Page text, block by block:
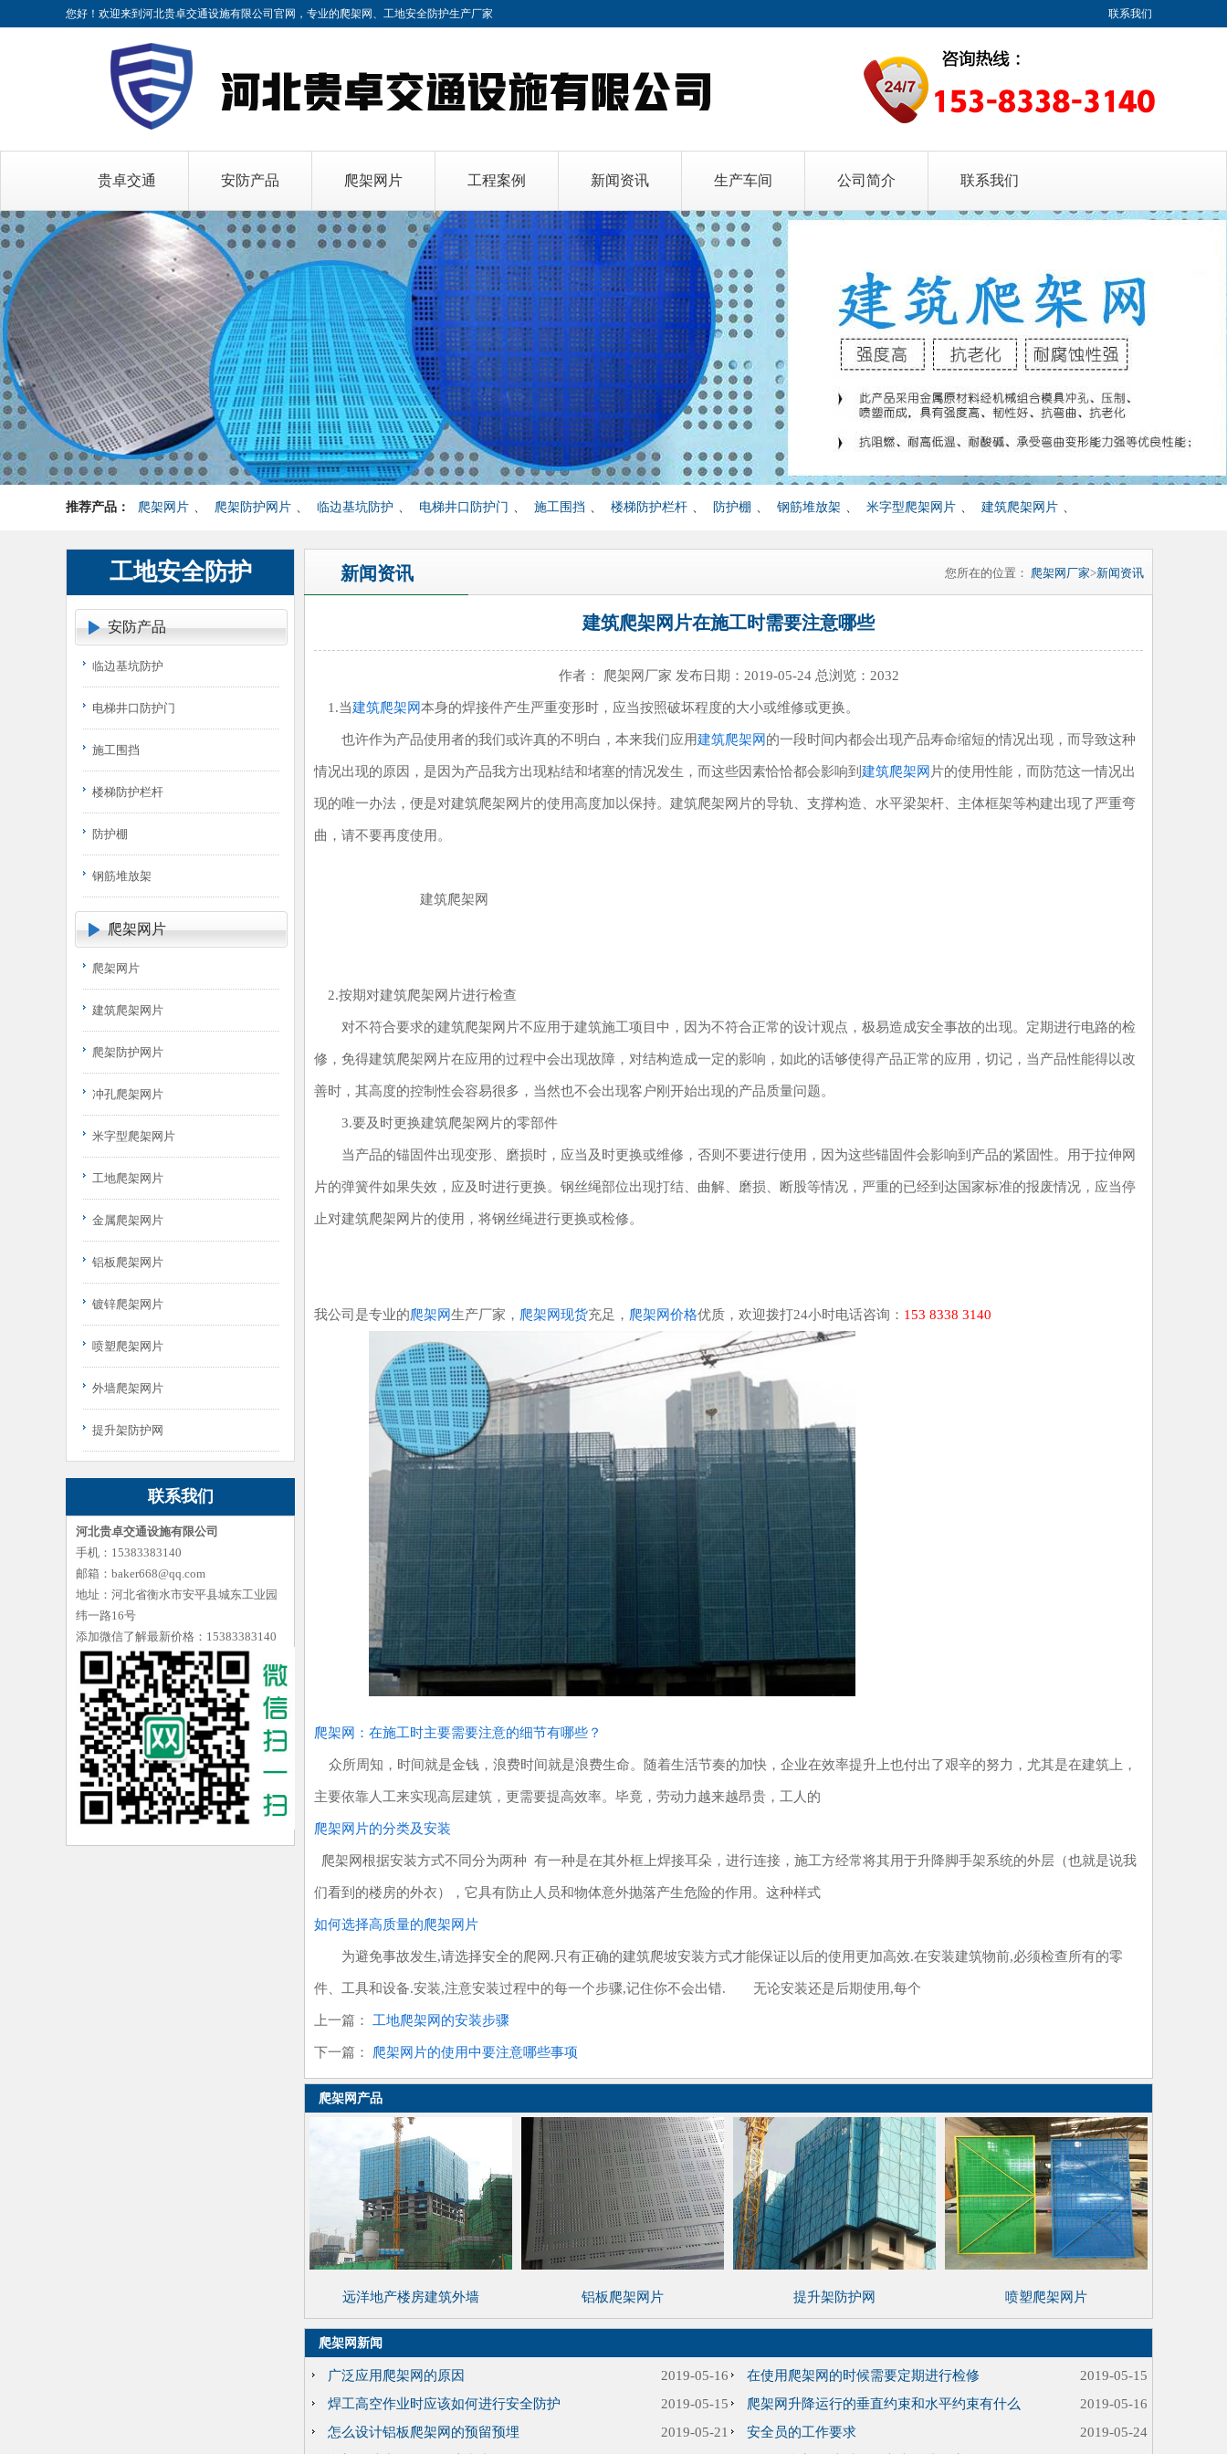
联系我们
您好！欢迎来到河北贵卓交通设施有限公司官网，专业的爬架网、工地安全防护生产厂家
贵卓交通 安防产品 爬架网片 工程案例 新闻资讯 生产车间 公司简介 联系我们
推荐产品： 爬架网片 、 爬架防护网片 、 临边基坑防护 、 电梯井口防护门 、 施工围挡 、 楼梯防护栏杆 、 防护棚 、 钢筋堆放架 、 米字型爬架网片 、 建筑爬架网片 、
工地安全防护
安防产品
临边基坑防护
电梯井口防护门
施工围挡
楼梯防护栏杆
防护棚
钢筋堆放架
爬架网片
爬架网片
建筑爬架网片
爬架防护网片
冲孔爬架网片
米字型爬架网片
工地爬架网片
金属爬架网片
铝板爬架网片
镀锌爬架网片
喷塑爬架网片
外墙爬架网片
提升架防护网
联系我们
河北贵卓交通设施有限公司
手机：15383383140
邮箱：baker668@qq.com
地址：河北省衡水市安平县城东工业园
纬一路16号
添加微信了解最新价格：15383383140
新闻资讯 您所在的位置： 爬架网厂家>新闻资讯
建筑爬架网片在施工时需要注意哪些
作者： 爬架网厂家 发布日期：2019-05-24 总浏览： 2032
1.当建筑爬架网本身的焊接件产生严重变形时，应当按照破坏程度的大小或维修或更换。
也许作为产品使用者的我们或许真的不明白，本来我们应用建筑爬架网 的一段时间内都会出现产品寿命缩短的情况出现，而导致这种
情况出现的原因，是因为产品我方出现粘结和堵塞的情况发生，而这些因素恰恰都会影响到 建筑爬架网 片的使用性能，而防范这一情况出
现的唯一办法，便是对建筑爬架网片的使用高度加以保持。建筑爬架网片的导轨、支撑构造、水平梁架杆、主体框架等构建出现了严重弯
曲，请不要再度使用。
建筑爬架网
2.按期对建筑爬架网片进行检查
对不符合要求的建筑爬架网片不应用于建筑施工项目中，因为不符合正常的设计观点，极易造成安全事故的出现。定期进行电路的检
修，免得建筑爬架网片在应用的过程中会出现故障，对结构造成一定的影响，如此的话够使得产品正常的应用，切记，当产品性能得以改
善时，其高度的控制性会容易很多，当然也不会出现客户刚开始出现的产品质量问题。
3.要及时更换建筑爬架网片的零部件
当产品的锚固件出现变形、磨损时，应当及时更换或维修，否则不要进行使用，因为这些锚固件会影响到产品的紧固性。用于拉伸网
片的弹簧件如果失效，应及时进行更换。钢丝绳部位出现打结、曲解、磨损、断股等情况，严重的已经到达国家标准的报废情况，应当停
止对建筑爬架网片的使用，将钢丝绳进行更换或检修。
我公司是专业的爬架网生产厂家， 爬架网现货充足， 爬架网价格优质，欢迎拨打24小时电话咨询： 153 8338 3140
爬架网：在施工时主要需要注意的细节有哪些？
众所周知，时间就是金钱，浪费时间就是浪费生命。随着生活节奏的加快，企业在效率提升上也付出了艰辛的努力，尤其是在建筑上，
主要依靠人工来实现高层建筑，更需要提高效率。毕竟，劳动力越来越昂贵，工人的
爬架网片的分类及安装
爬架网根据安装方式不同分为两种 有一种是在其外框上焊接耳朵，进行连接，施工方经常将其用于升降脚手架系统的外层（也就是说我
们看到的楼房的外衣），它具有防止人员和物体意外抛落产生危险的作用。这种样式
如何选择高质量的爬架网片
为避免事故发生,请选择安全的爬网.只有正确的建筑爬坡安装方式才能保证以后的使用更加高效.在安装建筑物前,必须检查所有的零
件、工具和设备.安装,注意安装过程中的每一个步骤,记住你不会出错. 无论安装还是后期使用,每个
上一篇： 工地爬架网的安装步骤
下一篇： 爬架网片的使用中要注意哪些事项
爬架网产品
远洋地产楼房建筑外墙 铝板爬架网片 提升架防护网 喷塑爬架网片
爬架网新闻
2019-05-16
广泛应用爬架网的原因 2019-05-15
在使用爬架网的时候需要定期进行检修
2019-05-15
焊工高空作业时应该如何进行安全防护 2019-05-16
爬架网升降运行的垂直约束和水平约束有什么
2019-05-21
怎么设计铝板爬架网的预留预埋 2019-05-24
安全员的工作要求